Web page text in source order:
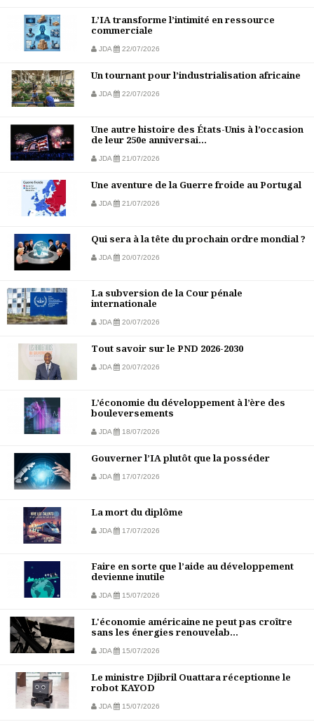
L’IA transforme l’intimité en ressource
commerciale
JDA 22/07/2026
Un tournant pour l’industrialisation africaine
JDA 22/07/2026
Une autre histoire des États-Unis à l’occasion
de leur 250e anniversai...
JDA 21/07/2026
Une aventure de la Guerre froide au Portugal
JDA 21/07/2026
Qui sera à la tête du prochain ordre mondial ?
JDA 20/07/2026
La subversion de la Cour pénale
internationale
JDA 20/07/2026
Tout savoir sur le PND 2026-2030
JDA 20/07/2026
L’économie du développement à l’ère des
bouleversements
JDA 18/07/2026
Gouverner l’IA plutôt que la posséder
JDA 17/07/2026
La mort du diplôme
JDA 17/07/2026
Faire en sorte que l’aide au développement
devienne inutile
JDA 15/07/2026
L'économie américaine ne peut pas croître
sans les énergies renouvelab...
JDA 15/07/2026
Le ministre Djibril Ouattara réceptionne le
robot KAYOD
JDA 15/07/2026